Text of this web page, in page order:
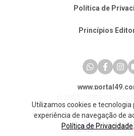
Política de
Princípios
Utilizamos cookies e tecnologia
experiência de navegação de
Política de Privacidade